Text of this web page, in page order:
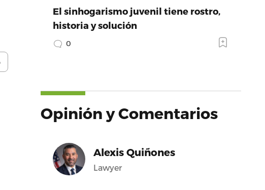
El sinhogarismo juvenil tiene rostro,
historia y solución
0
Opinión y Comentarios
Alexis Quiñones
Lawyer